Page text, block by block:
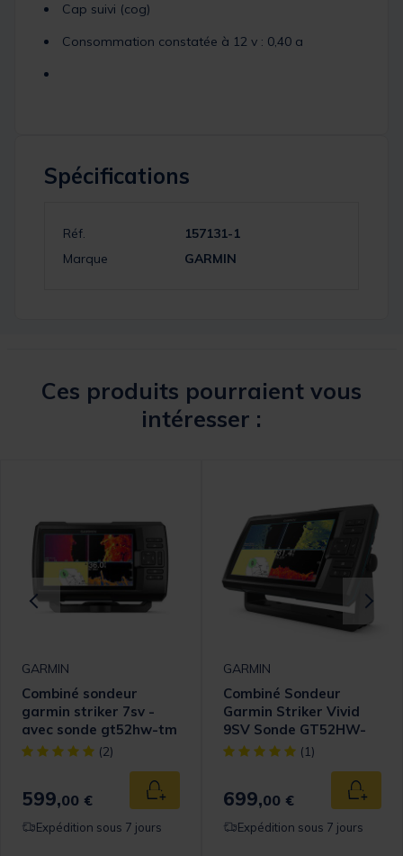
Cap suivi (cog)
Consommation constatée à 12 v : 0,40 a
Spécifications
Réf.
157131-1
Marque
GARMIN
Ces produits pourraient vous
intéresser :
panier
GARMIN
Combiné sondeur
garmin striker 7sv -
avec sonde gt52hw-tm
[object Object] out of 5 Customer Rating
(2)
599,00 € Ajouter au panier
Expédition sous 7 jours
GARMIN
Combiné Sondeur
Garmin Striker Vivid
9SV Sonde GT52HW-
TM
[object Object] out of 5
(1)
699,00 €
Expédition sous 7 jours